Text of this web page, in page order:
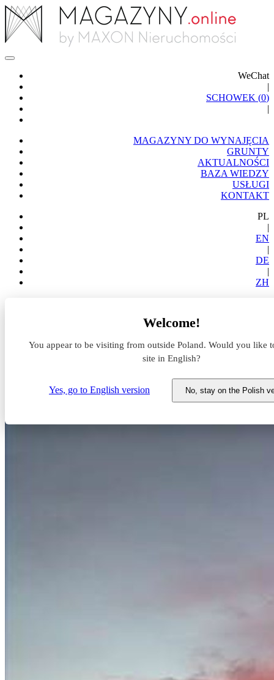
WeChat
|
SCHOWEK (0)
|
MAGAZYNY DO WYNAJĘCIA
GRUNTY
AKTUALNOŚCI
BAZA WIEDZY
USŁUGI
KONTAKT
PL
|
EN
|
DE
|
ZH
Welcome!
You appear to be visiting from outside Poland. Would you like
site in English?
Yes, go to English version No, stay on the Polish
MLP Poznań West rośnie w oczach
MLP Poznań West rośnie w